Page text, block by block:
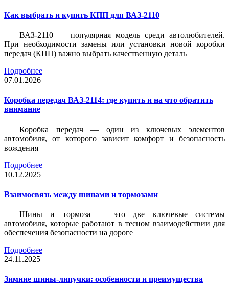
Как выбрать и купить КПП для ВАЗ-2110
ВАЗ-2110 — популярная модель среди автолюбителей.
При необходимости замены или установки новой коробки
передач (КПП) важно выбрать качественную деталь
Подробнее
07.01.2026
Коробка передач ВАЗ-2114: где купить и на что обратить
внимание
Коробка передач — один из ключевых элементов
автомобиля, от которого зависит комфорт и безопасность
вождения
Подробнее
10.12.2025
Взаимосвязь между шинами и тормозами
Шины и тормоза — это две ключевые системы
автомобиля, которые работают в тесном взаимодействии для
обеспечения безопасности на дороге
Подробнее
24.11.2025
Зимние шины-липучки: особенности и преимущества